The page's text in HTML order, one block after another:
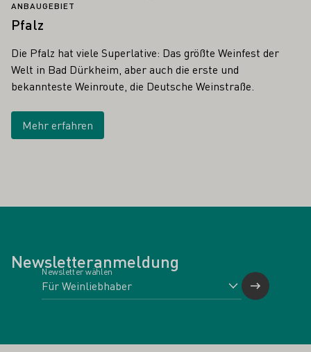
ANBAUGEBIET
Pfalz
Die Pfalz hat viele Superlative: Das größte Weinfest der
Welt in Bad Dürkheim, aber auch die erste und
bekannteste Weinroute, die Deutsche Weinstraße.
Mehr erfahren
Newsletteranmeldung
Newsletter wählen